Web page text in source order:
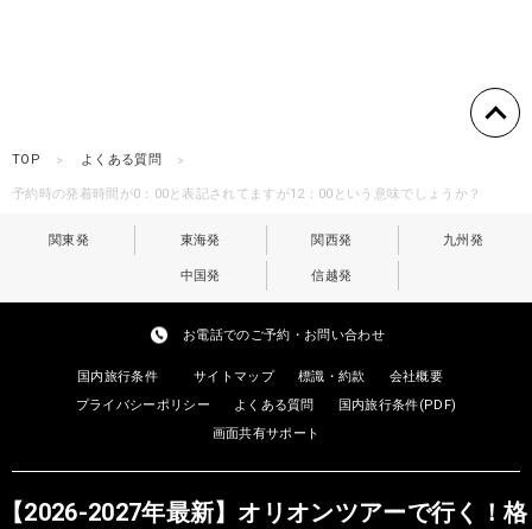
TOP よくある質問
予約時の発着時間が0：00と表記されてますが12：00という意味でしょうか？
関東発 東海発 関西発 九州発
中国発 信越発
お電話でのご予約・お問い合わせ
国内旅行条件 サイトマップ 標識・約款
会社概要
プライバシーポリシー
よくある質問
国内旅行条件(PDF)
画面共有サポート
【2026-2027年最新】オリオンツアーで行く！格